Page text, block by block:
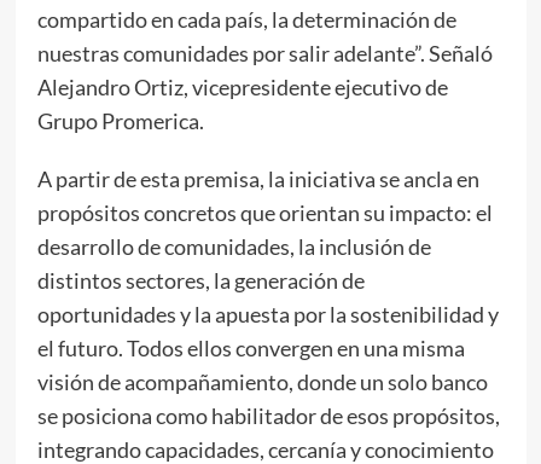
compartido en cada país, la determinación de
nuestras comunidades por salir adelante”. Señaló
Alejandro Ortiz, vicepresidente ejecutivo de
Grupo Promerica.
A partir de esta premisa, la iniciativa se ancla en
propósitos concretos que orientan su impacto: el
desarrollo de comunidades, la inclusión de
distintos sectores, la generación de
oportunidades y la apuesta por la sostenibilidad y
el futuro. Todos ellos convergen en una misma
visión de acompañamiento, donde un solo banco
se posiciona como habilitador de esos propósitos,
integrando capacidades, cercanía y conocimiento